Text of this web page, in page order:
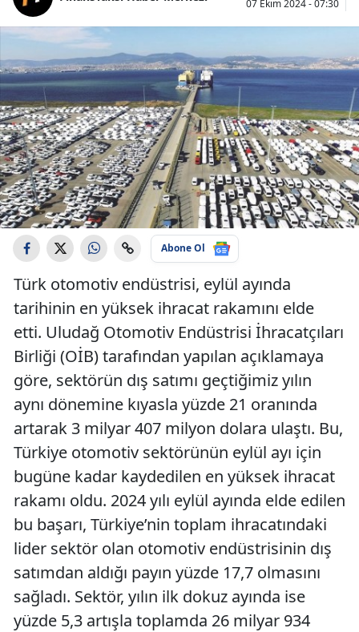
07 Ekim 2024 - 07:30
Abone Ol
Türk otomotiv endüstrisi, eylül ayında
tarihinin en yüksek ihracat rakamını elde
etti. Uludağ Otomotiv Endüstrisi İhracatçıları
Birliği (OİB) tarafından yapılan açıklamaya
göre, sektörün dış satımı geçtiğimiz yılın
aynı dönemine kıyasla yüzde 21 oranında
artarak 3 milyar 407 milyon dolara ulaştı. Bu,
Türkiye otomotiv sektörünün eylül ayı için
bugüne kadar kaydedilen en yüksek ihracat
rakamı oldu. 2024 yılı eylül ayında elde edilen
bu başarı, Türkiye’nin toplam ihracatındaki
lider sektör olan otomotiv endüstrisinin dış
satımdan aldığı payın yüzde 17,7 olmasını
sağladı. Sektör, yılın ilk dokuz ayında ise
yüzde 5,3 artışla toplamda 26 milyar 934